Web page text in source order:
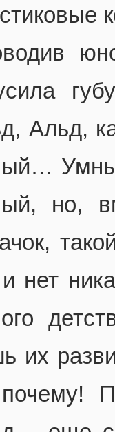
Альд,
но,
нет
их